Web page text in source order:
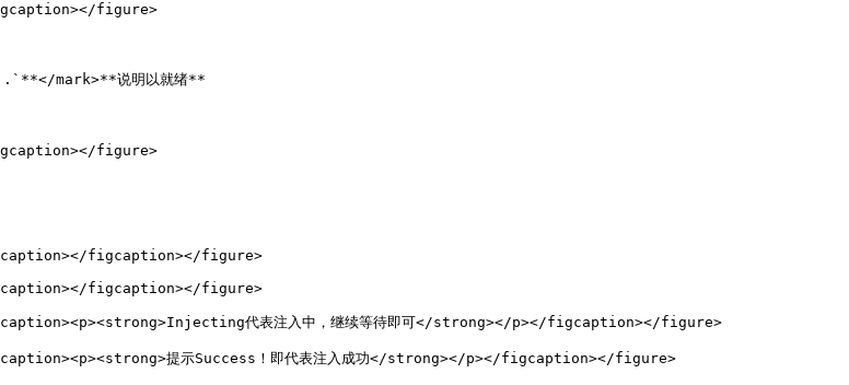
figure>
mark>**说明以就绪**
figure>
figcaption></figure>
figcaption></figure>
代表注入中，继续等待即可</strong></p></figcaption></figure>
提示Success！即代表注入成功</strong></p></figcaption></figure>